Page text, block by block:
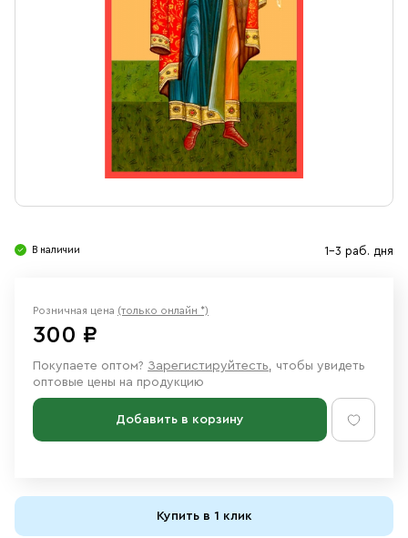
Ювелирные изделия
В наличии 1-3 раб. дня
Розничная цена (только онлайн *)
300 ₽
Покупаете оптом? Зарегистируйтесть, чтобы увидеть
оптовые цены на продукцию
Добавить в корзину
Купить в 1 клик